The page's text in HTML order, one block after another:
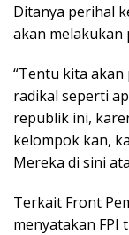
Ditanya perihal
akan melakukan
“Tentu kita
radikal seperti
republik ini,
kelompok kan,
Mereka di sini
Terkait Front
menyatakan FPI